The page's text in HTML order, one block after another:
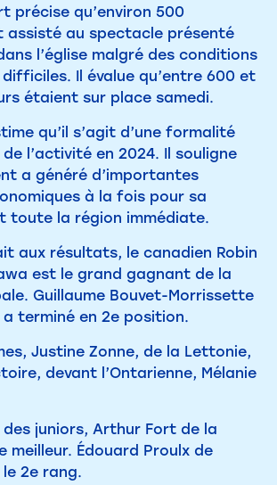
précise qu’environ 500
assisté au spectacle présenté
l’église malgré des conditions
Il évalue qu’entre 600 et
étaient sur place samedi.
qu’il s’agit d’une formalité
l’activité en 2024. Il souligne
a généré d’importantes
à la fois pour sa
toute la région immédiate.
aux résultats, le canadien Robin
est le grand gagnant de la
Guillaume Bouvet-Morrissette
terminé en 2e position.
Justine Zonne, de la Lettonie,
devant l’Ontarienne, Mélanie
juniors, Arthur Fort de la
meilleur. Édouard Proulx de
2e rang.